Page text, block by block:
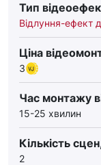
Тип
Відлуння-ефект
Ціна
3
Час монтажу
15-25 хвилин
Кількість
2